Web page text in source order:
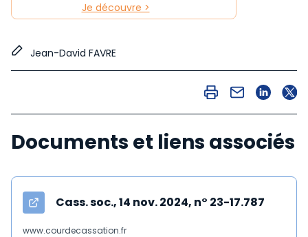
Je découvre >
Jean-David FAVRE
Documents et liens associés
Cass. soc., 14 nov. 2024, n° 23-17.787
www.courdecassation.fr